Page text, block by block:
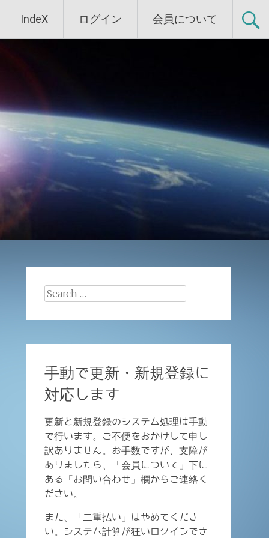
IndeX ログイン 会員について
Search
手動で更新・新規登録に
対応します
更新と新規登録のシステム処理は手動
で行います。ご不便をおかけして申し
訳ありません。お手数ですが、支障が
ありましたら、「会員について」下に
ある「お問い合わせ」欄からご連絡く
ださい。
また、「二重払い」はやめてくださ
い。システム計算が狂いログインでき